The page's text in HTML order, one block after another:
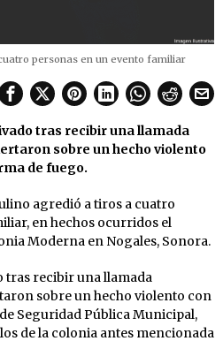
personas en un evento familiar
tras recibir una llamada
sobre un hecho violento
de fuego.
agredió a tiros a cuatro
en hechos ocurridos el
Moderna en Nogales, Sonora.
tras recibir una llamada
sobre un hecho violento con
Seguridad Pública Municipal,
de la colonia antes mencionada